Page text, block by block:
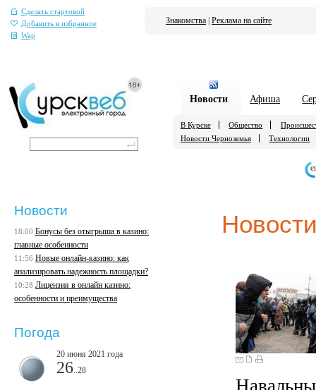
Сделать стартовой
Добавить в избранное
Wap
Знакомства Реклама на сайте
Новости Афиша
В Курске Общество
Новости Черноземья
Технологии
Новости
18:00 Бонусы без отыгрыша в казино:
главные особенности
11:56 Новые онлайн-казино: как
анализировать надежность площадки?
10:28 Лицензия в онлайн казино:
особенности и преимущества
Погода
20 июня 2021 года
26 ..28